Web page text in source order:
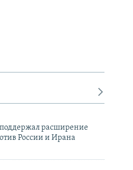
расширение
России и Ирана